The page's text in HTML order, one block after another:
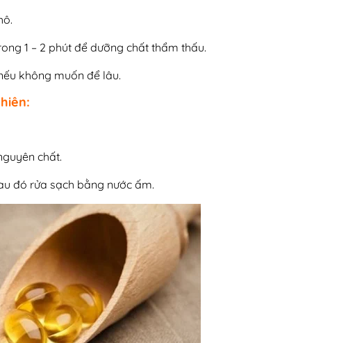
1 – 2 phút để dưỡng chất thẩm thấu.
không muốn để lâu.
chất.
đó rửa sạch bằng nước ấm.